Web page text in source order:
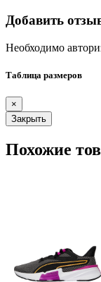
Добавить
Необходимо
Таблица размеров
×
Закрыть
Похожие